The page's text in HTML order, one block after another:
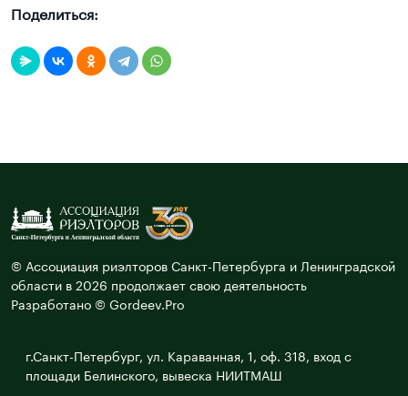
Поделиться:
© Ассоциация риэлторов Санкт-Петербурга и Ленинградской
области в 2026 продолжает свою деятельность
Разработано © Gordeev.Pro
г.Санкт-Петербург, ул. Караванная, 1, оф. 318, вход с
площади Белинского, вывеска НИИТМАШ